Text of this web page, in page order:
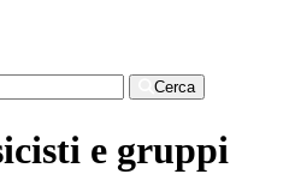
Cerca
e gruppi